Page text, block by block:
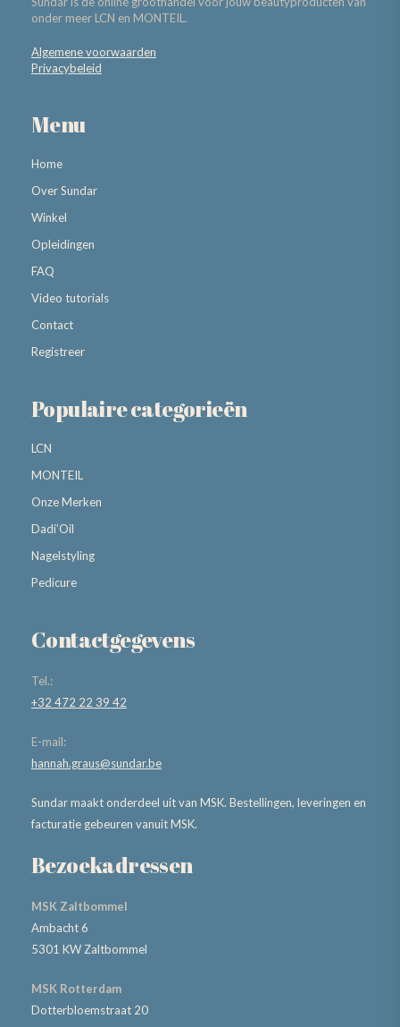
onder meer LCN en MONTEIL.
Algemene voorwaarden
Privacybeleid
Menu
Home
Over Sundar
Winkel
Opleidingen
FAQ
Video tutorials
Contact
Registreer
Populaire categorieën
LCN
MONTEIL
Onze Merken
Dadi’Oil
Nagelstyling
Pedicure
Contactgegevens
Tel.:
+32 472 22 39 42
E-mail:
hannah.graus@sundar.be
Sundar maakt onderdeel uit van MSK. Bestellingen, leveringen en
facturatie gebeuren vanuit MSK.
Bezoekadressen
MSK Zaltbommel
Ambacht 6
5301 KW Zaltbommel
MSK Rotterdam
Dotterbloemstraat 20